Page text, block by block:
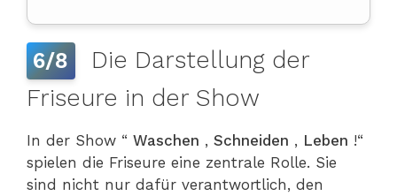
6/8
Die Darstellung der
Friseure in der Show
In der Show “ Waschen , Schneiden , Leben !“
spielen die Friseure eine zentrale Rolle. Sie
sind nicht nur dafür verantwortlich, den